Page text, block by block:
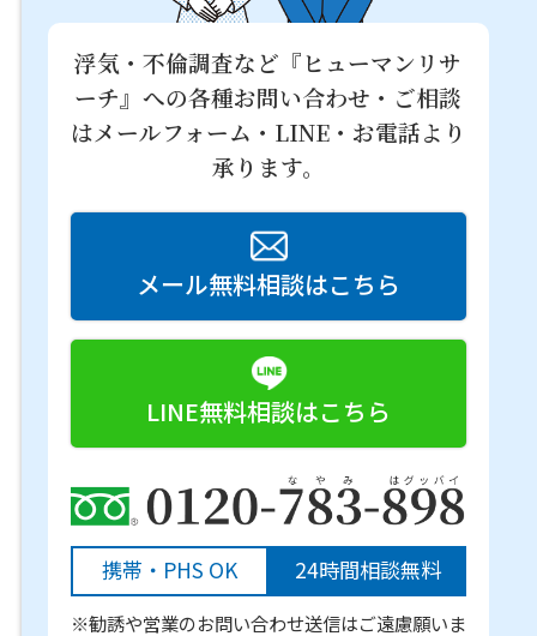
浮気・不倫調査など『ヒューマンリサ
ーチ』への各種お問い合わせ・ご相談
はメールフォーム・LINE・お電話より
承ります。
メール無料相談はこちら
LINE無料相談はこちら
携帯・PHS OK 24時間相談無料
※勧誘や営業のお問い合わせ送信はご遠慮願いま